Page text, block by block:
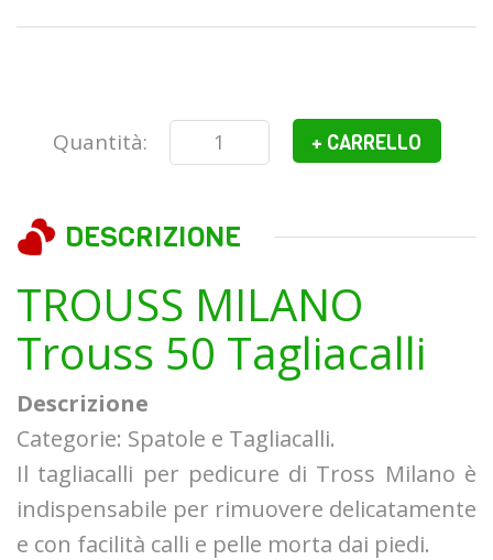
Quantità: + CARRELLO
DESCRIZIONE
TROUSS MILANO
Trouss 50 Tagliacalli
Descrizione
Categorie: Spatole e Tagliacalli.
Il tagliacalli per pedicure di Tross Milano è
indispensabile per rimuovere delicatamente
e con facilità calli e pelle morta dai piedi.